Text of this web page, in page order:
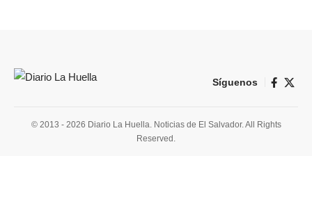
Síguenos
© 2013 - 2026 Diario La Huella. Noticias de El Salvador. All Rights
Reserved.